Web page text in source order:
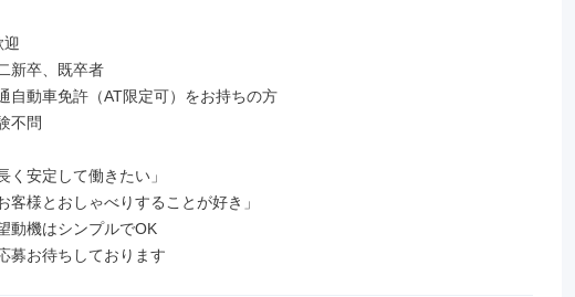
迎
新卒、既卒者
自動車免許（AT限定可）をお持ちの方
不問
長く安定して働きたい」
お客様とおしゃべりすることが好き」
動機はシンプルでOK
募お待ちしております